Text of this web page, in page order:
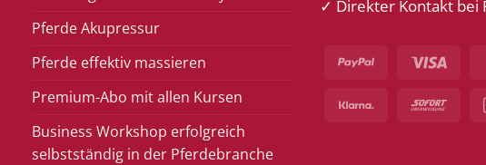
Pferde Akupressur
Pferde effektiv massieren
Premium-Abo mit allen Kursen
Business Workshop erfolgreich
selbstständig in der Pferdebranche
✓ Direkter Kontakt bei
PayPal Visa
Klarna